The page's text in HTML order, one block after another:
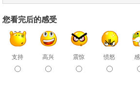
您看完后的感受
支持 高兴 震惊 愤怒